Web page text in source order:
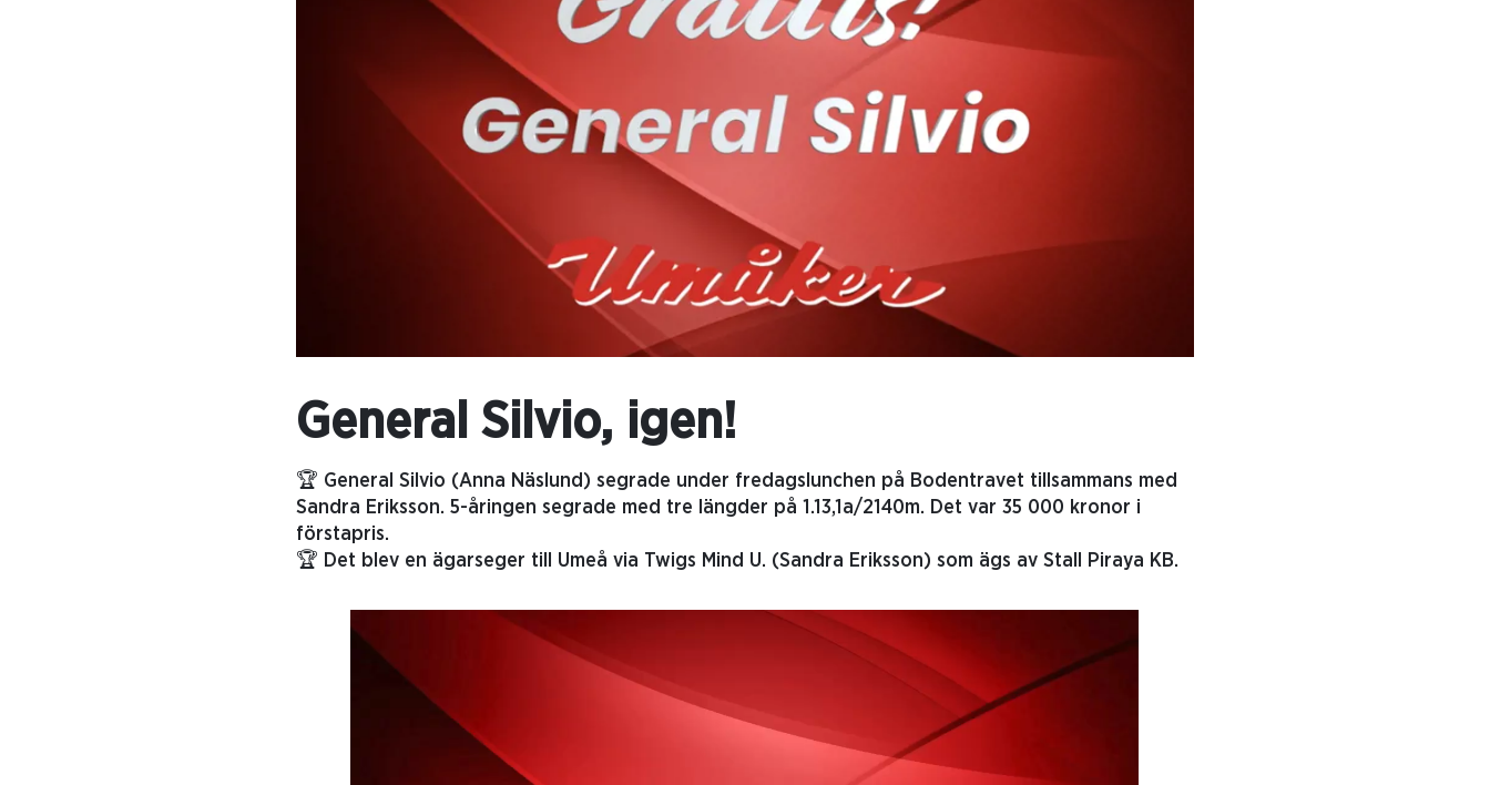
General Silvio, igen!
🏆 General Silvio (Anna Näslund) segrade under fredagslunchen på Bodentravet tillsammans med
Sandra Eriksson. 5-åringen segrade med tre längder på 1.13,1a/2140m. Det var 35 000 kronor i
förstapris.
🏆 Det blev en ägarseger till Umeå via Twigs Mind U. (Sandra Eriksson) som ägs av Stall Piraya KB.